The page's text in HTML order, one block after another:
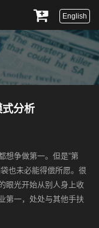
English
分析
想争做第一。但是“第
也未必能得偿所愿。很
眼光开始从别人身上收
第一，处处与其他手扶